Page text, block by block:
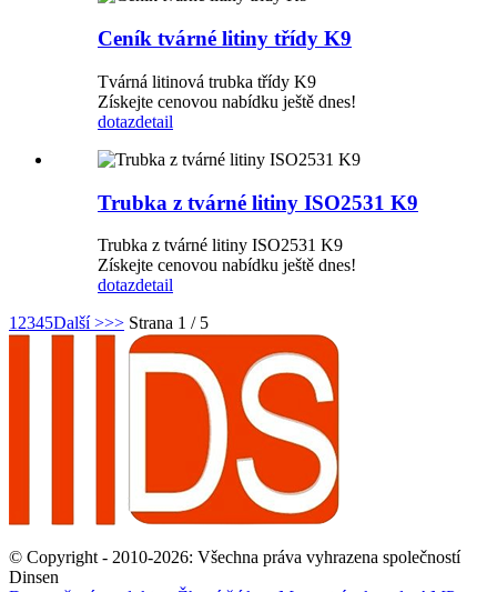
Ceník tvárné litiny třídy K9
Tvárná litinová trubka třídy K9
Získejte cenovou nabídku ještě dnes!
dotazdetail
Trubka z tvárné litiny ISO2531 K9
Trubka z tvárné litiny ISO2531 K9
Získejte cenovou nabídku ještě dnes!
dotazdetail
1 2345Další >>> Strana 1 / 5
© Copyright - 2010-2026: Všechna práva vyhrazena společností
Dinsen